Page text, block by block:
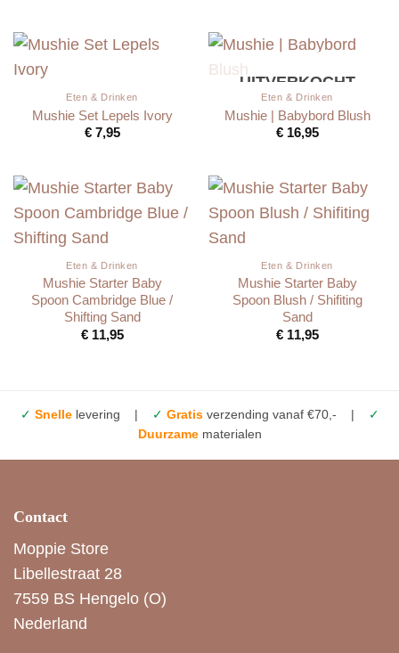
Eten & Drinken
Mushie Set Lepels Ivory
€7,95
UITVERKOCHT
Eten & Drinken
Mushie | Babybord Blush
€16,95
Eten & Drinken
Mushie Starter Baby
Spoon Cambridge Blue /
Shifting Sand
€11,95
Eten & Drinken
Mushie Starter Baby
Spoon Blush / Shifiting
Sand
€11,95
✓ Snellelevering | ✓ Gratisverzending vanaf €70,- |
✓
Duurzamematerialen
Contact
Moppie Store
Libellestraat 28
7559 BS Hengelo (O)
Nederland